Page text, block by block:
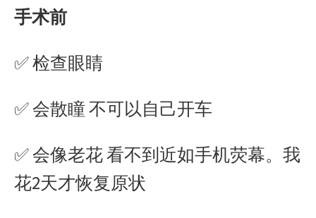
手术前
✅ 检查眼睛
✅ 会散瞳 不可以自己开车
✅ 会像老花 看不到近如手机荧幕。我
花2天才恢复原状